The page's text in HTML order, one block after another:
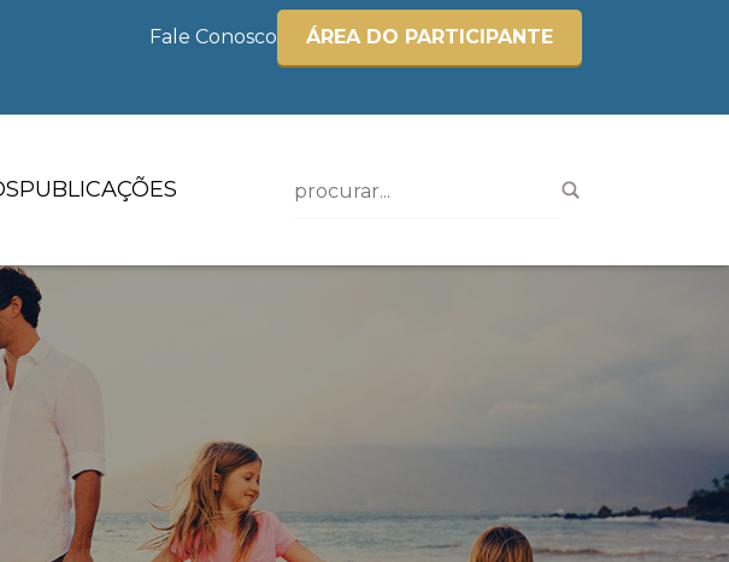
Fale Conosco ÁREA DO PARTICIPANTE
PUBLICAÇÕES